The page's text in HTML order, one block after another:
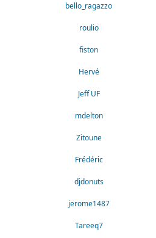
bello_ragazzo
roulio
fiston
Hervé
Jeff UF
mdelton
Zitoune
Frédéric
djdonuts
jerome1487
Tareeq7